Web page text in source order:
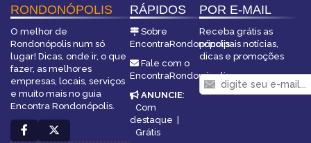
RONDONÓPOLIS
O melhor de
Rondonópolis num só
lugar! Dicas, onde ir, o que
fazer, as melhores
empresas, locais, serviços
e muito mais no guia
Encontra Rondonópolis.
RÁPIDOS
Sobre
EncontraRondonópolis
Fale com o
EncontraRondonópolis
ANUNCIE:
Com
destaque |
Grátis
POR E-MAIL
Receba grátis as
principais notícias,
dicas e promoções